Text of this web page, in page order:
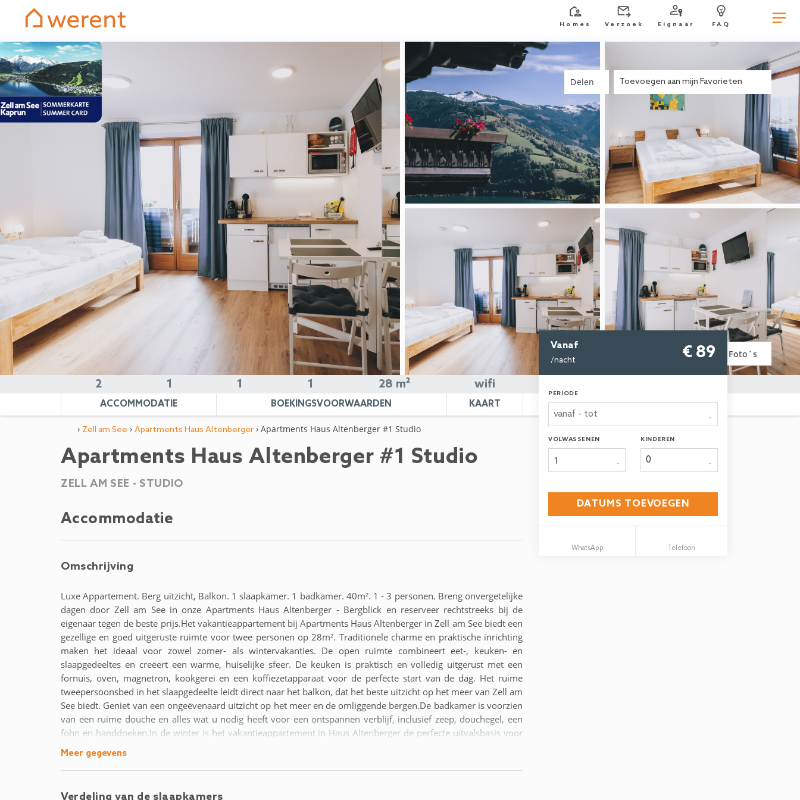
Homes Verzoek Eignaar FAQ
Slaapkamer in het vakantieappartement Haus
Altenberger Apartments by we rent.
Tweepersoonsbed met toegang tot het balkon
en uitzicht op het meer.
een tafel, stoelen en een keuken uitgerust met
Foto´s
Toevoegen aan mijn Favorieten
Delen
2 1 1 1 28 m² wifi
ACCOMMODATIE BOEKINGSVOORWAARDEN KAART
› Zell am See › Apartments Haus Altenberger › Apartments Haus Altenberger #1 Studio
Apartments Haus Altenberger #1 Studio
ZELL AM SEE - STUDIO
Vanaf
/nacht € 89
PERIODE
VOLWASSENEN
1
KINDEREN
DATUMS TOEVOEGEN
WhatsApp Telefoon
Accommodatie
Omschrijving
Luxe Appartement. Berg uitzicht, Balkon. 1 slaapkamer. 1 badkamer. 40m². 1 - 3 personen. Breng onvergetelijke
dagen door Zell am See in onze Apartments Haus Altenberger - Bergblick en reserveer rechtstreeks bij de
eigenaar tegen de beste prijs.Het vakantieappartement bij Apartments Haus Altenberger in Zell am See biedt een
gezellige en goed uitgeruste ruimte voor twee personen op 28m². Traditionele charme en praktische inrichting
maken het ideaal voor zowel zomer- als wintervakanties. De open ruimte combineert eet-, keuken- en
slaapgedeeltes en creëert een warme, huiselijke sfeer. De keuken is praktisch en volledig uitgerust met een
fornuis, oven, magnetron, kookgerei en een koffiezetapparaat voor de perfecte start van de dag. Het ruime
tweepersoonsbed in het slaapgedeelte leidt direct naar het balkon, dat het beste uitzicht op het meer van Zell am
See biedt. Geniet van een ongeëvenaard uitzicht op het meer en de omliggende bergen.De badkamer is voorzien
van een ruime douche en alles wat u nodig heeft voor een ontspannen verblijf, inclusief zeep, douchegel, een
föhn en handdoeken.In de winter is het vakantieappartement in Haus Altenberger de perfecte uitvalsbasis voor
een onvergetelijke dag op de pistes. De dichtstbijzijnde skilift ligt op slechts 900 meter afstand en biedt toegang
tot 408 kilometer perfect geprepareerde pistes – skiën in Zell am See is nog nooit zo eenvoudig geweest. In de
zomer beginnen talrijke wandelroutes direct voor de deur, en de imposante toppen van het Hohe Tauern
Meer gegevens
Verdeling van de slaapkamers